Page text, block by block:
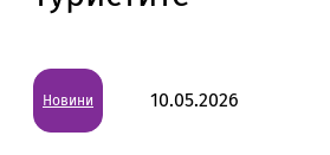
Новини 10.05.2026